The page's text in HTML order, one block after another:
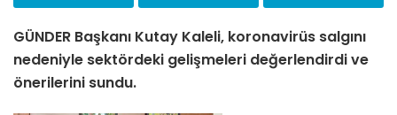
GÜNDER Başkanı Kutay Kaleli, koronavirüs salgını
nedeniyle sektördeki gelişmeleri değerlendirdi ve
önerilerini sundu.